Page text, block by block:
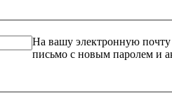
На вашу электронную почту
письмо с новым паролем и